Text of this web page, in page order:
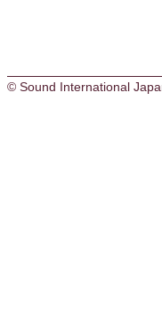
© Sound International